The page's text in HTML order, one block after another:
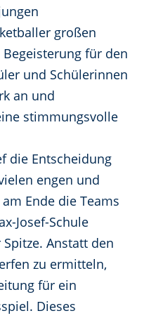
großen
für den
und Schülerinnen
an und
stimmungsvolle
die Entscheidung
engen und
Ende die Teams
Josef-Schule
Anstatt den
zu ermitteln,
für ein
Dieses